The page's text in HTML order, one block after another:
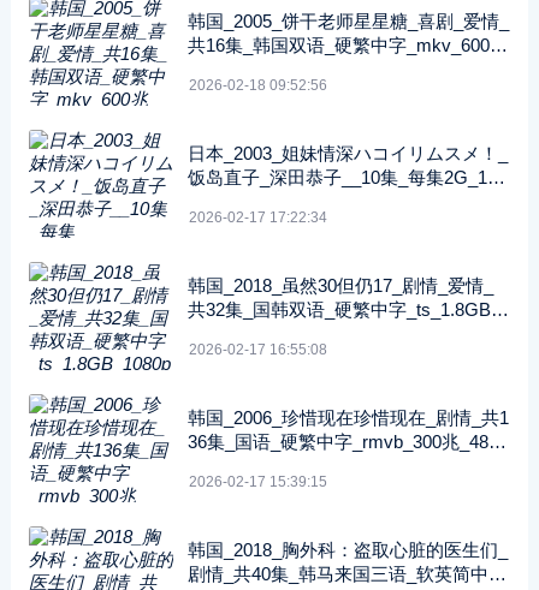
韩国_2005_饼干老师星星糖_喜剧_爱情_
共16集_韩国双语_硬繁中字_mkv_600兆
2026-02-18 09:52:56
日本_2003_姐妹情深ハコイリムスメ！_
饭岛直子_深田恭子__10集_每集2G_108
2026-02-17 17:22:34
韩国_2018_虽然30但仍17_剧情_爱情_
共32集_国韩双语_硬繁中字_ts_1.8GB_1
2026-02-17 16:55:08
韩国_2006_珍惜现在珍惜现在_剧情_共1
36集_国语_硬繁中字_rmvb_300兆_480p
2026-02-17 15:39:15
韩国_2018_胸外科：盗取心脏的医生们_
剧情_共40集_韩马来国三语_软英简中字